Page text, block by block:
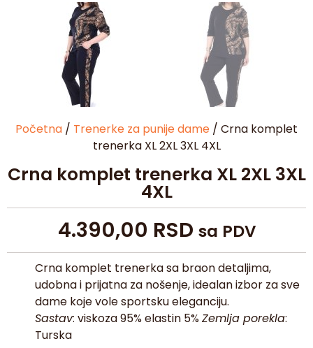
Početna / Trenerke za punije dame / Crna komplet
trenerka XL 2XL 3XL 4XL
Crna komplet trenerka XL 2XL 3XL
4XL
4.390,00 RSD sa PDV
Crna komplet trenerka sa braon detaljima,
udobna i prijatna za nošenje, idealan izbor za sve
dame koje vole sportsku eleganciju.
Sastav: viskoza 95% elastin 5%Zemlja porekla:
Turska